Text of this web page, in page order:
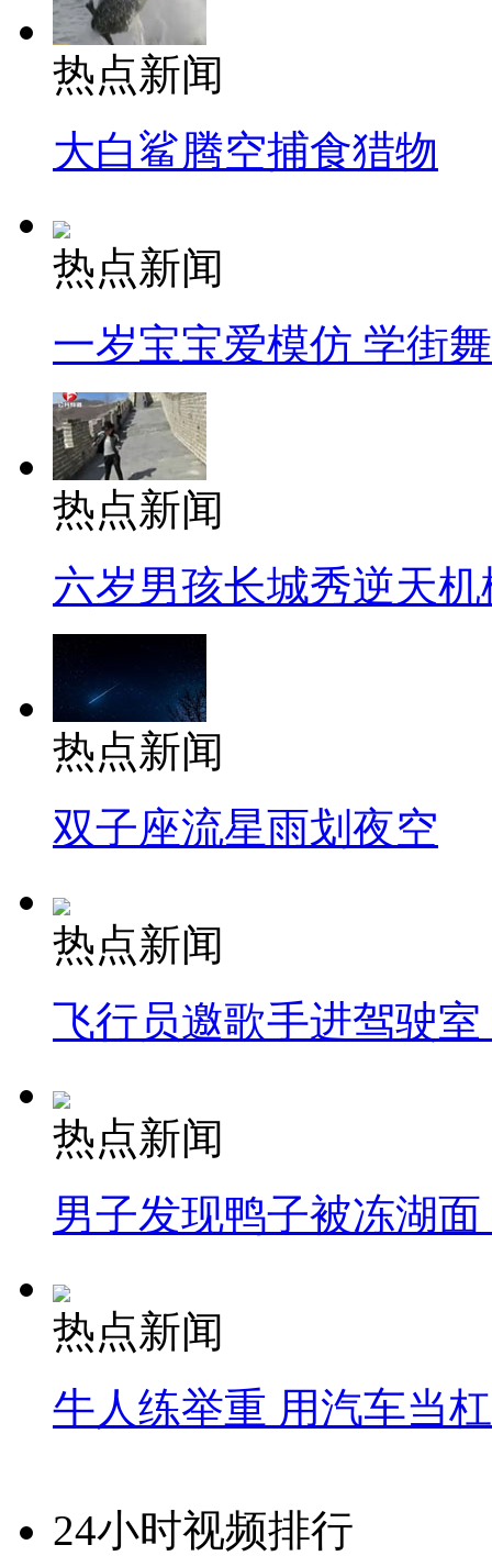
热点新闻
大白鲨腾空捕食猎物
热点新闻
一岁宝宝爱模仿 学街
热点新闻
六岁男孩长城秀逆天机
热点新闻
双子座流星雨划夜空
热点新闻
飞行员邀歌手进驾驶
热点新闻
男子发现鸭子被冻湖
热点新闻
牛人练举重 用汽车当
24小时视频排行